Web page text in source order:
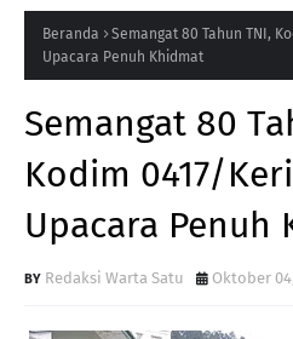
Beranda
Semangat 80 Tahun TNI,
Upacara Penuh Khidmat
Semangat 80
Kodim 0417/
Upacara Penuh
Redaksi Warta Satu Oktober